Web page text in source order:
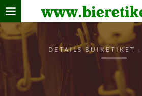
Home
verzamelen
De bierkaart
Bezoekers
DETAILS BUIKETIKET